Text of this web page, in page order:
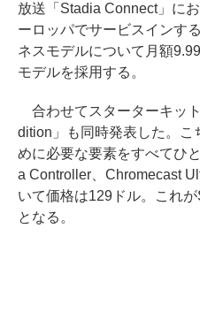
放送「Stadia Connect」に
ーロッパでサービスインす
ネスモデルについて月額
モデルを採用する。
合わせてスターターキッ
dition」も同時発表した。こ
めに必要な要素をすべてひ
a Controller、Chromecast
いて価格は129ドル。これ
となる。